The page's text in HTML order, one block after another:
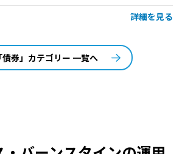
詳細を見る
「債券」カテゴリー 一覧へ